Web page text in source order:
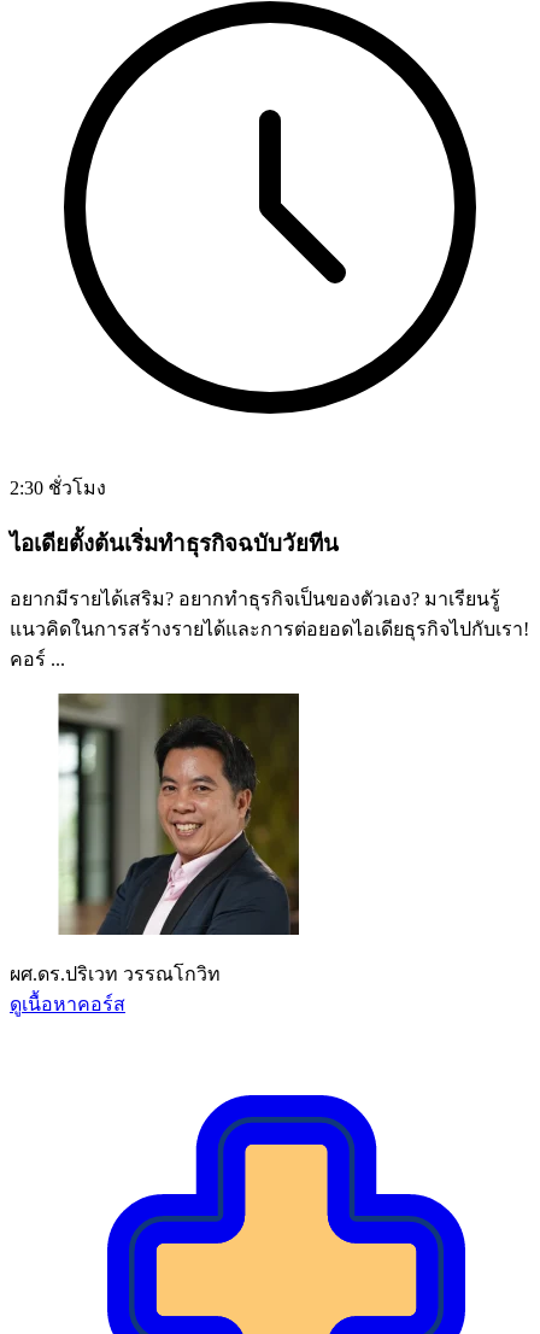
2:30 ชั่วโมง
ไอเดียตั้งต้นเริ่มทำธุรกิจฉบับวัยทีน
อยากมีรายได้เสริม? อยากทำธุรกิจเป็นของตัวเอง? มาเรียนรู้
แนวคิดในการสร้างรายได้และการต่อยอดไอเดียธุรกิจไปกับเรา!
คอร์ ...
ผศ.ดร.ปริเวท วรรณโกวิท
ดูเนื้อหาคอร์ส